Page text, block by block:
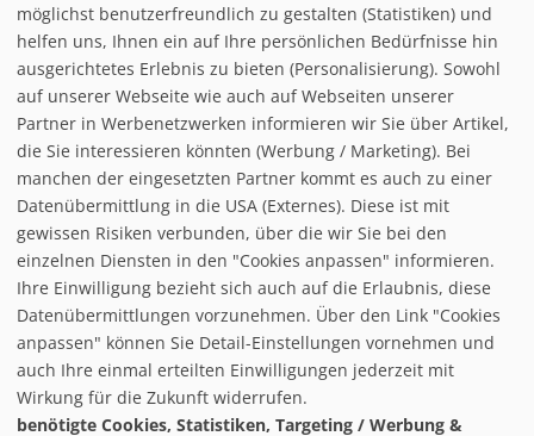
follow us on facebook
Home
Datenschutzerklärung
Impressum
Cookie Management
möglichst benutzerfreundlich zu gestalten (Statistiken) und
helfen uns, Ihnen ein auf Ihre persönlichen Bedürfnisse hin
ausgerichtetes Erlebnis zu bieten (Personalisierung). Sowohl
auf unserer Webseite wie auch auf Webseiten unserer
Partner in Werbenetzwerken informieren wir Sie über Artikel,
die Sie interessieren könnten (Werbung / Marketing). Bei
manchen der eingesetzten Partner kommt es auch zu einer
Datenübermittlung in die USA (Externes). Diese ist mit
gewissen Risiken verbunden, über die wir Sie bei den
einzelnen Diensten in den "Cookies anpassen" informieren.
Ihre Einwilligung bezieht sich auch auf die Erlaubnis, diese
Datenübermittlungen vorzunehmen. Über den Link "Cookies
anpassen" können Sie Detail-Einstellungen vornehmen und
auch Ihre einmal erteilten Einwilligungen jederzeit mit
Wirkung für die Zukunft widerrufen.
benötigte Cookies, Statistiken, Targeting / Werbung &